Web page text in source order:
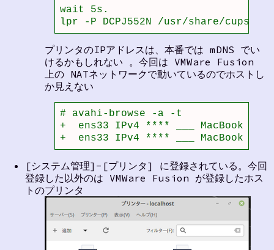
wait 5s.
lpr -P DCPJ552N /usr/share/cups/
プリンタのIPアドレスは、本番では mDNS でい
けるかもしれない 。今回は VMWare Fusion
上の NATネットワークで動いているのでホストし
か見えない
# avahi-browse -a -t
+  ens33 IPv4 **** ___ MacBook
+  ens33 IPv4 **** ___ MacBook
[システム管理]-[プリンタ] に登録されている。今回
登録した以外のは VMWare Fusion が登録したホス
トのプリンタ